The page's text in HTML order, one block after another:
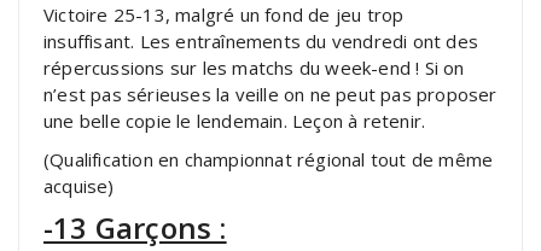
Victoire 25-13, malgré un fond de jeu trop
insuffisant. Les entraînements du vendredi ont des
répercussions sur les matchs du week-end ! Si on
n’est pas sérieuses la veille on ne peut pas proposer
une belle copie le lendemain. Leçon à retenir.
(Qualification en championnat régional tout de même
acquise)
-13 Garçons :